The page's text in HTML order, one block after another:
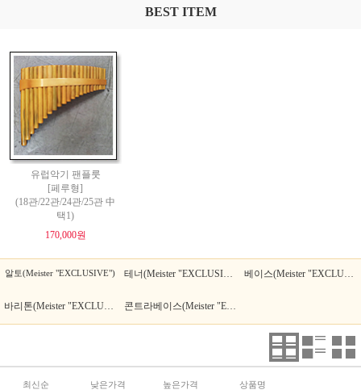
BEST ITEM
유럽악기 팬플룻
[페루형]
(18관/22관/24관/25관 中
택1)
170,000원
알토(Meister "EXCLUSIVE")
최신순 낮은가격 높은가격 상품명